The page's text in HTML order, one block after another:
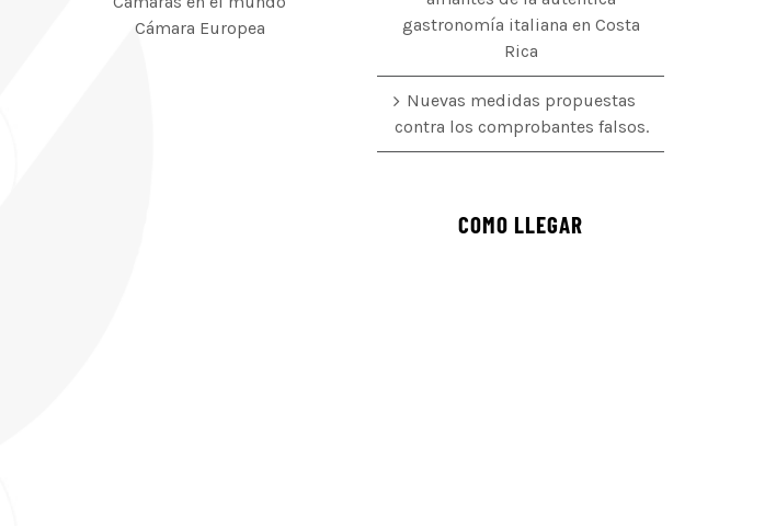
Cámara Europea
gastronomía italiana en Costa
Rica
Nuevas medidas propuestas
contra los comprobantes falsos.
COMO LLEGAR